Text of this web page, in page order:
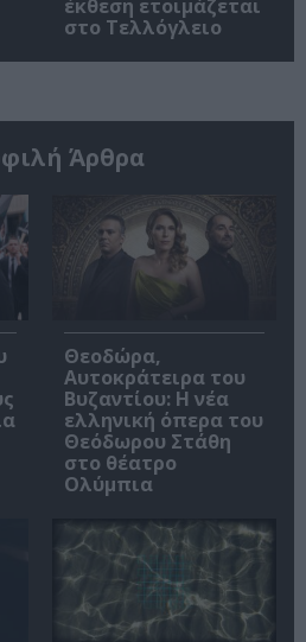
έκθεση ετοιμάζεται
στο Τελλόγλειο
Άρθρα
Θεοδώρα,
Αυτοκράτειρα του
Βυζαντίου: Η νέα
ελληνική όπερα του
Θεόδωρου Στάθη
στο θέατρο
Ολύμπια